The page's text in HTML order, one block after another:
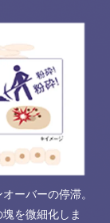
ーバーの停滞。
を微細化しま